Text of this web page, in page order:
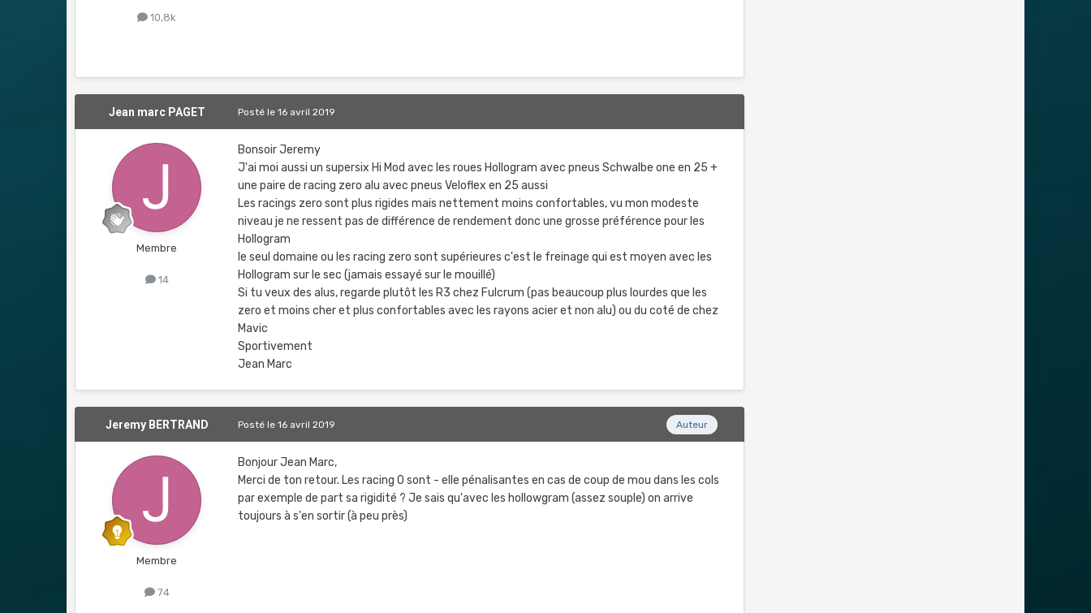
10,8k
Jean marc PAGET
Membre
14
Postéle 16 avril 2019
Bonsoir Jeremy
J'ai moi aussi un supersix Hi Mod avec les roues Hollogram avec pneus Schwalbe one en 25 +
une paire de racing zero alu avec pneus Veloflex en 25 aussi
Les racings zero sont plus rigides mais nettement moins confortables, vu mon modeste
niveau je ne ressent pas de différence de rendement donc une grosse préférence pour les
Hollogram
le seul domaine ou les racing zero sont supérieures c'est le freinage qui est moyen avec les
Hollogram sur le sec (jamais essayé sur le mouillé)
Si tu veux des alus, regarde plutôt les R3 chez Fulcrum (pas beaucoup plus lourdes que les
zero et moins cher et plus confortables avec les rayons acier et non alu) ou du coté de chez
Mavic
Sportivement
Jean Marc
Jeremy BERTRAND
Membre
74
Auteur
Postéle 16 avril 2019
Bonjour Jean Marc,
Merci de ton retour. Les racing 0 sont - elle pénalisantes en cas de coup de mou dans les cols
par exemple de part sa rigidité ? Je sais qu'avec les hollowgram (assez souple) on arrive
toujours à s'en sortir (à peu près)